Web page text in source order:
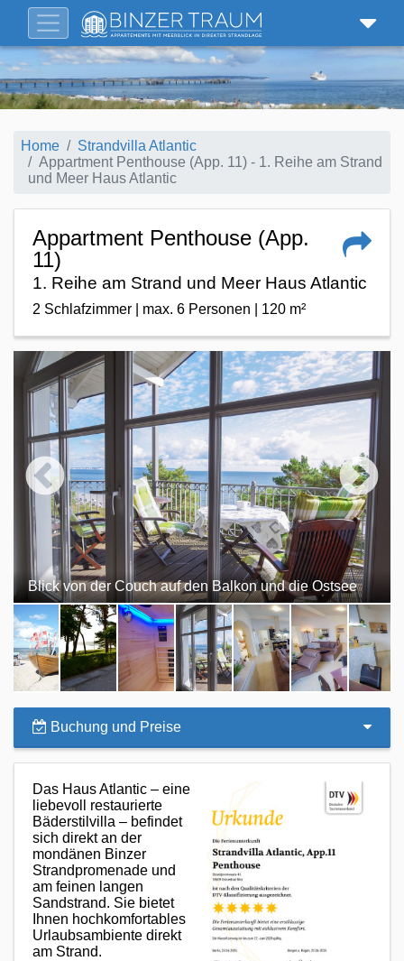
Home
Strandvilla Atlantic
Appartment Penthouse (App. 11) - 1. Reihe am Strand
und Meer Haus Atlantic
Appartment Penthouse (App.
11)
1. Reihe am Strand und Meer Haus Atlantic
2 Schlafzimmer | max. 6 Personen | 120 m²
Blick von der Couch auf den Balkon und die Ostsee
Buchung und Preise
Das Haus Atlantic – eine
liebevoll restaurierte
Bäderstilvilla – befindet
sich direkt an der
mondänen Binzer
Strandpromenade und
am feinen langen
Sandstrand. Sie bietet
Ihnen hochkomfortables
Urlaubsambiente direkt
am Strand.